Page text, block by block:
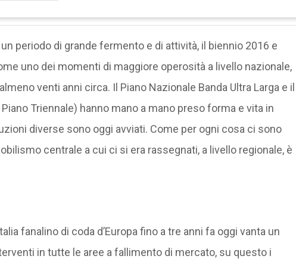
periodo di grande fermento e di attività, il biennio 2016 e
uno dei momenti di maggiore operosità a livello nazionale,
venti anni circa. Il Piano Nazionale Banda Ultra Larga e il
Triennale) hanno mano a mano preso forma e vita in
diverse sono oggi avviati. Come per ogni cosa ci sono
centrale a cui ci si era rassegnati, a livello regionale, è
fanalino di coda d’Europa fino a tre anni fa oggi vanta un
in tutte le aree a fallimento di mercato, su questo i